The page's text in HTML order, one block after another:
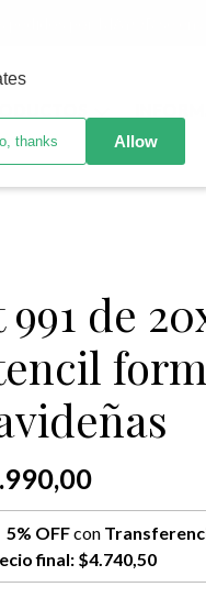
por MAYOR se
991 de
5% OFFcon
final: $4.740,50
thanks Allow